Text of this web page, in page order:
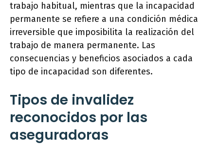
trabajo habitual, mientras que la incapacidad
permanente se refiere a una condición médica
irreversible que imposibilita la realización del
trabajo de manera permanente. Las
consecuencias y beneficios asociados a cada
tipo de incapacidad son diferentes.
Tipos de invalidez
reconocidos por las
aseguradoras